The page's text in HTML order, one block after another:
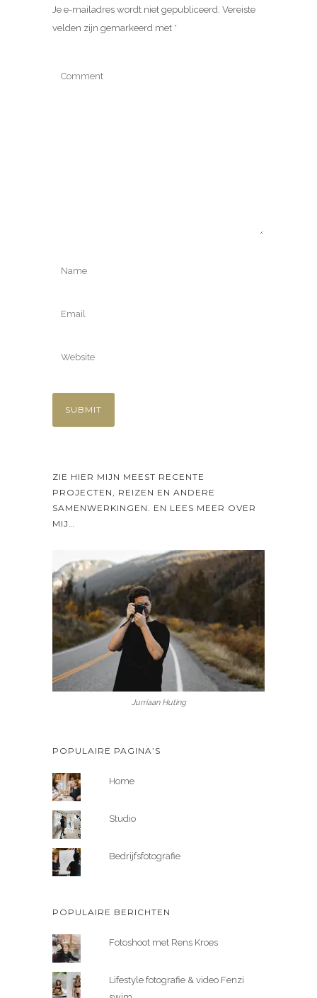
Je e-mailadres wordt niet gepubliceerd. Vereiste
velden zijn gemarkeerd met *
ZIE HIER MIJN MEEST RECENTE
PROJECTEN, REIZEN EN ANDERE
SAMENWERKINGEN. EN LEES MEER OVER
MIJ…
Jurriaan Huting
POPULAIRE PAGINA’S
Home
Studio
Bedrijfsfotografie
POPULAIRE BERICHTEN
Fotoshoot met Rens Kroes
Lifestyle fotografie & video Fenzi